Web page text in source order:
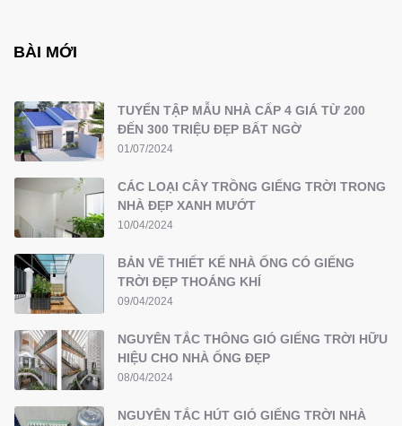
BÀI MỚI
TUYỂN TẬP MẪU NHÀ CẤP 4 GIÁ TỪ 200
ĐẾN 300 TRIỆU ĐẸP BẤT NGỜ
01/07/2024
CÁC LOẠI CÂY TRỒNG GIẾNG TRỜI TRONG
NHÀ ĐẸP XANH MƯỚT
10/04/2024
BẢN VẼ THIẾT KẾ NHÀ ỐNG CÓ GIẾNG
TRỜI ĐẸP THOÁNG KHÍ
09/04/2024
NGUYÊN TẮC THÔNG GIÓ GIẾNG TRỜI HỮU
HIỆU CHO NHÀ ỐNG ĐẸP
08/04/2024
NGUYÊN TẮC HÚT GIÓ GIẾNG TRỜI NHÀ